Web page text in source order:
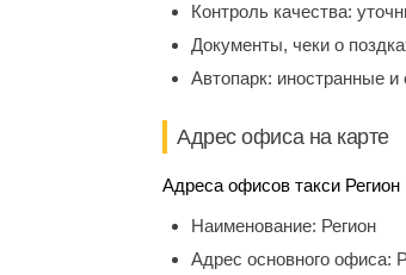
Контроль качества:
Документы, чеки о
Автопарк: иностранные и
Адрес офиса на карте
Адреса офисов такси
Наименование: Регион
Адрес основного офиса: